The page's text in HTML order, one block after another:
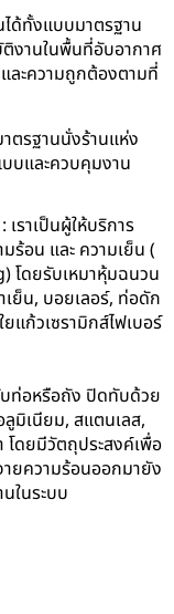
ได้ทั้งแบบมาตรฐาน
งานในพื้นที่อับอากาศ
ะความถูกต้องตามที่
ตรฐานนั่งร้านแห่ง
บและควบคุมงาน
: เราเป็นผู้ให้บริการ
อน และ ความเย็น (
โดยรับเหมาหุ้มฉนวน
ย็น, บอยเลอร์, ท่อดัก
แก้วเซรามิกส์ไฟเบอร์
ท่อหรือถัง ปิดทับด้วย
มิเนียม, สแตนเลส,
ดยมีวัตถุประสงค์เพื่อ
ยความร้อนออกมายัง
ในระบบ